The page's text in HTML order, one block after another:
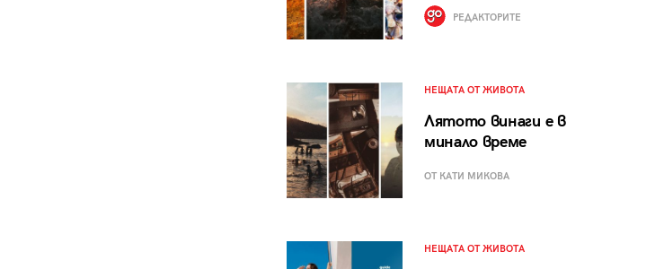
РЕДАКТОРИТЕ
НЕЩАТА ОТ ЖИВОТА
Лятото винаги е в
минало време
ОТ КАТИ МИКОВА
НЕЩАТА ОТ ЖИВОТА